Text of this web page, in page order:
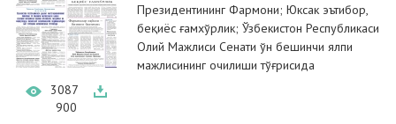
3087
900
Президентининг Фармони; Юксак эътибор,
беқиёс ғамхўрлик; Ўзбекистон Республикаси
Олий Мажлиси Сенати ўн бешинчи ялпи
мажлисининг очилиши тўғрисида